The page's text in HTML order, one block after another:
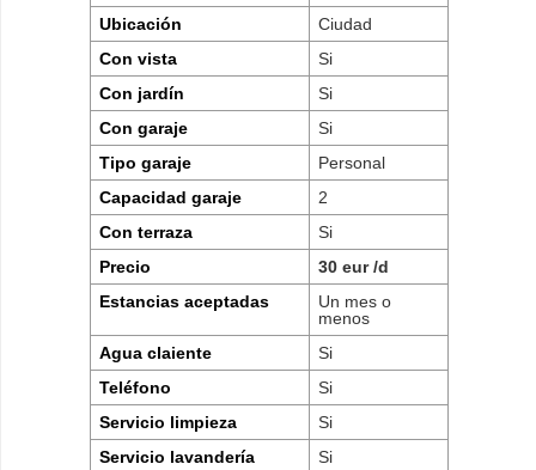
Ubicación
Ciudad
Con vista
Si
Con jardín
Si
Con garaje
Si
Tipo garaje
Personal
Capacidad garaje
2
Con terraza
Si
Precio
30 eur /d
Estancias aceptadas
Un mes o
menos
Agua claiente
Si
Teléfono
Si
Servicio limpieza
Si
Servicio lavandería
Si